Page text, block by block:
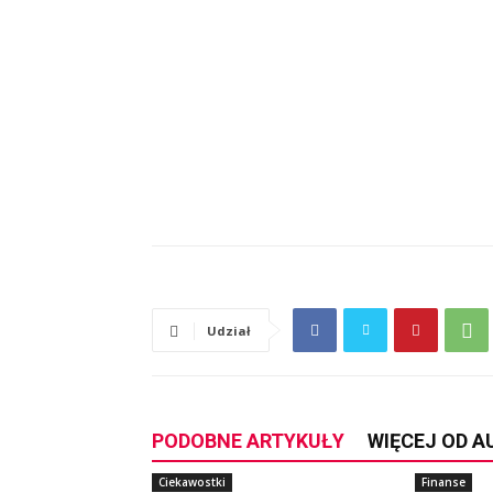
Udział
PODOBNE ARTYKUŁY WIĘCEJ OD
Ciekawostki Finanse